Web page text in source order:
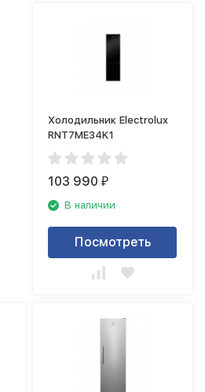
Холодильник Electrolux
RNT7ME34K1
103 990₽
В наличии
Посмотреть